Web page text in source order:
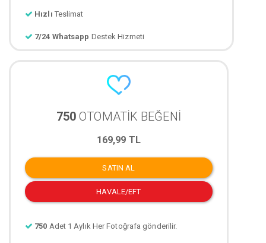
Hızlı Teslimat
7/24 Whatsapp Destek Hizmeti
750 OTOMATİK BEĞENİ
169,99 TL
SATIN AL
HAVALE/EFT
750 Adet 1 Aylık Her Fotoğrafa gönderilir.